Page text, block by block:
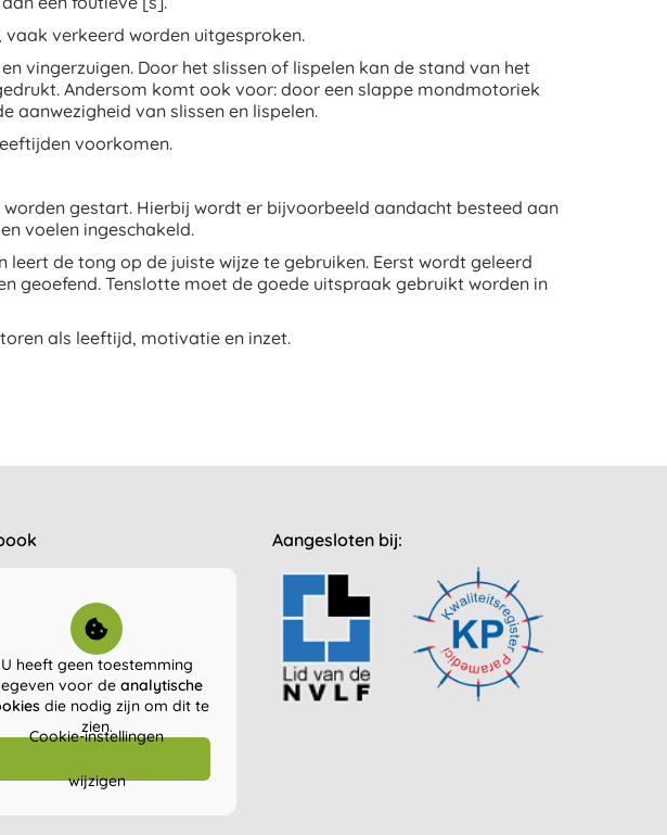
verkeerd worden uitgesproken.
vingerzuigen. Door het slissen of lispelen kan de stand van het
Andersom komt ook voor: door een slappe mondmotoriek
aanwezigheid van slissen en lispelen.
voorkomen.
gestart. Hierbij wordt er bijvoorbeeld aandacht besteed aan
voelen ingeschakeld.
de tong op de juiste wijze te gebruiken. Eerst wordt geleerd
geoefend. Tenslotte moet de goede uitspraak gebruikt worden in
als leeftijd, motivatie en inzet.
U heeft geen toestemming
voor de analytische
die nodig zijn om dit te
zien.
Cookie-instellingen
wijzigen
Aangesloten bij: